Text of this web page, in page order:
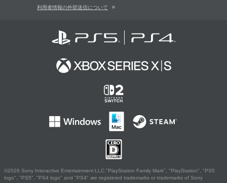
利用者情報の外部送信について
©2026 Sony Interactive Entertainment LLC."PlayStation Family Mark", "PlayStation", "PS5
logo", "PS5", "PS4 logo" and "PS4" are registered trademarks or trademarks of Sony